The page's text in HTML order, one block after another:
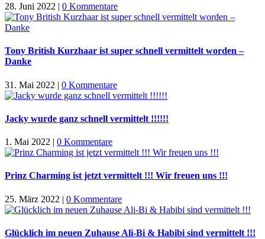
28. Juni 2022 | 0 Kommentare
Tony British Kurzhaar ist super schnell vermittelt worden –
Danke
31. Mai 2022 | 0 Kommentare
Jacky wurde ganz schnell vermittelt !!!!!!
1. Mai 2022 | 0 Kommentare
Prinz Charming ist jetzt vermittelt !!! Wir freuen uns !!!
25. März 2022 | 0 Kommentare
Glücklich im neuen Zuhause Ali-Bi & Habibi sind vermittelt !!!